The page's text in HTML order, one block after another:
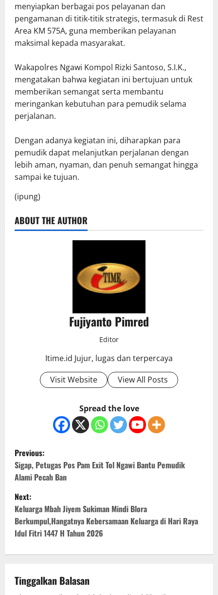
menyiapkan berbagai pos pelayanan dan
pengamanan di titik-titik strategis, termasuk di Rest
Area KM 575A, guna memberikan pelayanan
maksimal kepada masyarakat.
Wakapolres Ngawi Kompol Rizki Santoso, S.I.K.,
mengatakan bahwa kegiatan ini bertujuan untuk
memberikan semangat serta membantu
meringankan kebutuhan para pemudik selama
perjalanan.
Dengan adanya kegiatan ini, diharapkan para
pemudik dapat melanjutkan perjalanan dengan
lebih aman, nyaman, dan penuh semangat hingga
sampai ke tujuan.
(ipung)
ABOUT THE AUTHOR
Fujiyanto Pimred
Editor
Itime.id Jujur, lugas dan terpercaya
Visit Website
View All Posts
Spread the love
P
o
s
t
n
a
v
Previous:
Sigap, Petugas Pos Pam Exit Tol Ngawi Bantu Pemudik
Alami Pecah Ban
Next:
Keluarga Mbah Jiyem Sukiman Mindi Blora
Berkumpul,Hangatnya Kebersamaan Keluarga di Hari Raya
Idul Fitri 1447 H Tahun 2026
Tinggalkan Balasan